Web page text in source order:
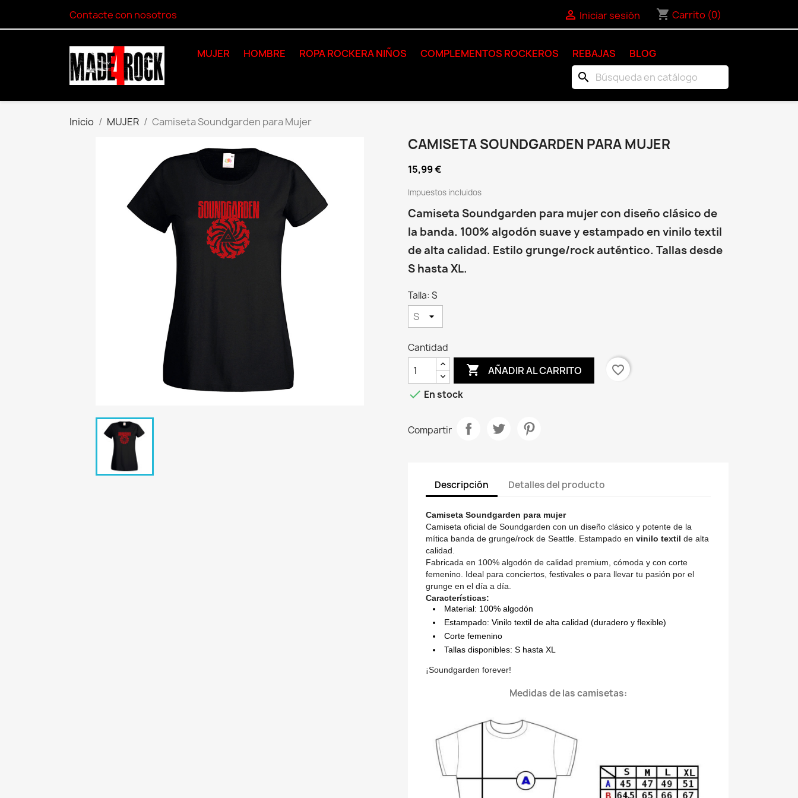
Contacte con nosotros  Iniciar sesión shopping_cart Carrito (0)
MUJER HOMBRE ROPA ROCKERA NIÑOS COMPLEMENTOS ROCKEROS REBAJAS BLOG
search
Inicio MUJER Camiseta Soundgarden para Mujer
CAMISETA SOUNDGARDEN PARA MUJER
15,99 €
Impuestos incluidos
Camiseta Soundgarden para mujer con diseño clásico de
la banda. 100% algodón suave y estampado en vinilo textil
de alta calidad. Estilo grunge/rock auténtico. Tallas desde
S hasta XL.
Talla: S
Cantidad
 AÑADIR AL CARRITO
favorite_border
 En stock
Compartir
Descripción Detalles del producto
Camiseta Soundgarden para mujer
Camiseta oficial de Soundgarden con un diseño clásico y potente de la
mítica banda de grunge/rock de Seattle. Estampado en vinilo textil de alta
calidad.
Fabricada en 100% algodón de calidad premium, cómoda y con corte
femenino. Ideal para conciertos, festivales o para llevar tu pasión por el
grunge en el día a día.
Características:
Material: 100% algodón
Estampado: Vinilo textil de alta calidad (duradero y flexible)
Corte femenino
Tallas disponibles: S hasta XL
¡Soundgarden forever!
Medidas de las camisetas: